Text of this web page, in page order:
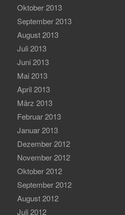
Oktober 2013
September 2013
August 2013
Juli 2013
Juni 2013
Mai 2013
April 2013
März 2013
Februar 2013
Januar 2013
Dezember 2012
November 2012
Oktober 2012
September 2012
August 2012
Juli 2012